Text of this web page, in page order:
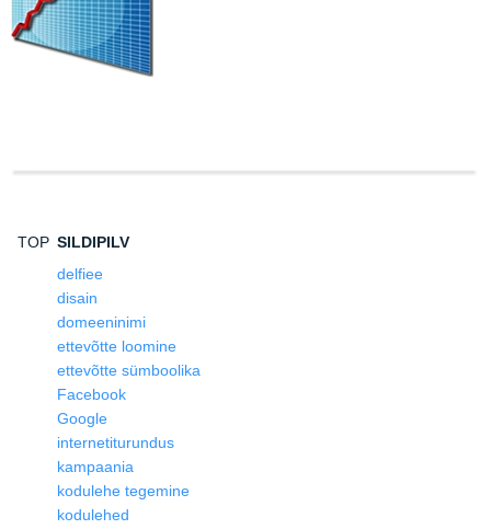
TOP SILDIPILV
delfiee
disain
domeeninimi
ettevõtte loomine
ettevõtte sümboolika
Facebook
Google
internetiturundus
kampaania
kodulehe tegemine
kodulehed